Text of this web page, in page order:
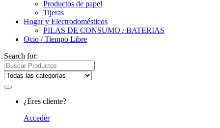
Productos de papel
Tijeras
Hogar y Electrodomésticos
PILAS DE CONSUMO / BATERIAS
Ocio / Tiempo Libre
Search for:
¿Eres cliente?
Acceder